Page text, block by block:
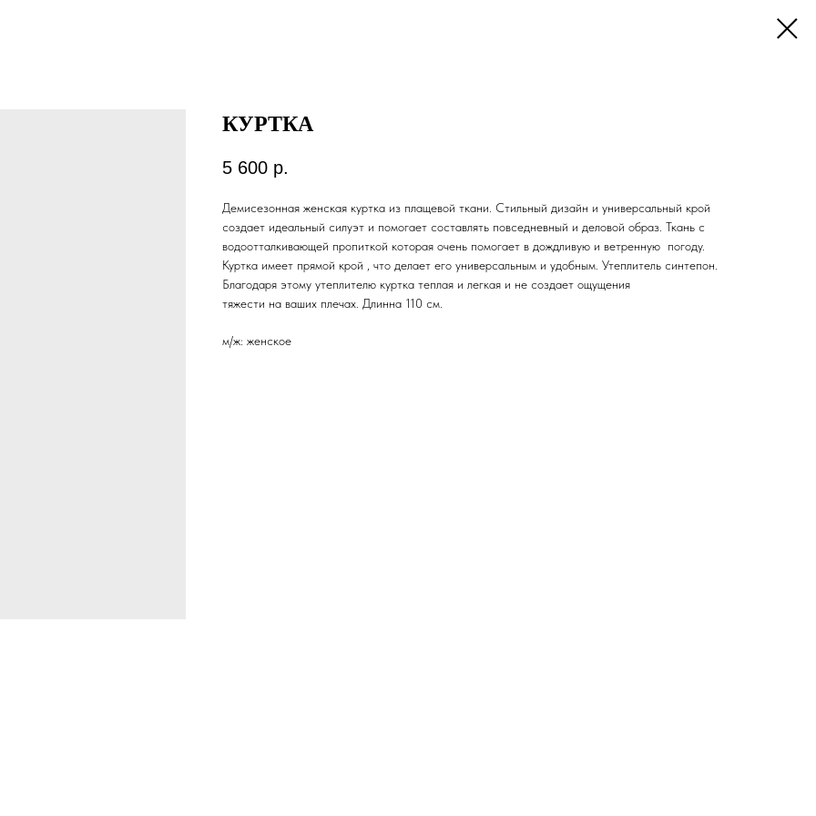
КУРТКА
5 600 р.
Демисезонная женская куртка из плащевой ткани. Стильный дизайн и универсальный крой
создает идеальный силуэт и помогает составлять повседневный и деловой образ. Ткань с
водоотталкивающей пропиткой которая очень помогает в дождливую и ветренную погоду.
Куртка имеет прямой крой , что делает его универсальным и удобным. Утеплитель синтепон.
Благодаря этому утеплителю куртка теплая и легкая и не создает ощущения
тяжести на ваших плечах. Длинна 110 см.
м/ж: женское